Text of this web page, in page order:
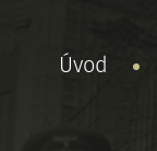
Úvod